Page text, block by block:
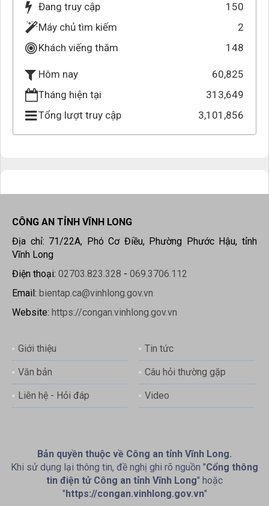
Đang truy cập
150
Máy chủ tìm kiếm
2
Khách viếng thăm
148
Hôm nay
60,825
Tháng hiện tại
313,649
Tổng lượt truy cập
3,101,856
CÔNG AN TỈNH VĨNH LONG
Địa chỉ: 71/22A, Phó Cơ Điều, Phường Phước Hậu, tỉnh
Vĩnh Long
Điện thoại: 02703.823.328 - 069.3706.112
Email: bientap.ca@vinhlong.gov.vn
Website: https://congan.vinhlong.gov.vn
Giới thiệu Tin tức
Văn bản Câu hỏi thường gặp
Liên hệ - Hỏi đáp Video
Bản quyền thuộc về Công an tỉnh Vĩnh Long.
Khi sử dụng lại thông tin, đề nghị ghi rõ nguồn "Cổng thông
tin điện tử Công an tỉnh Vĩnh Long" hoặc
"https://congan.vinhlong.gov.vn"